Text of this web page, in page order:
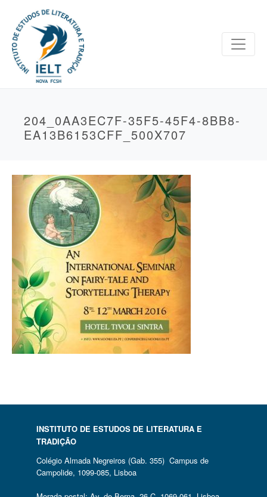
204_0AA3EC7F-35F5-45F4-8BB8-
EA13B6153CFF_500X707
INSTITUTO DE ESTUDOS DE LITERATURA E
TRADIÇÃO
Colégio Almada Negreiros (Gab. 355) Campus de
Campolide, 1099-085, Lisboa